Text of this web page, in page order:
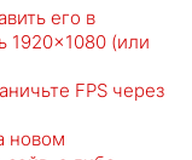
его в
1920×1080 (или
FPS через
новом